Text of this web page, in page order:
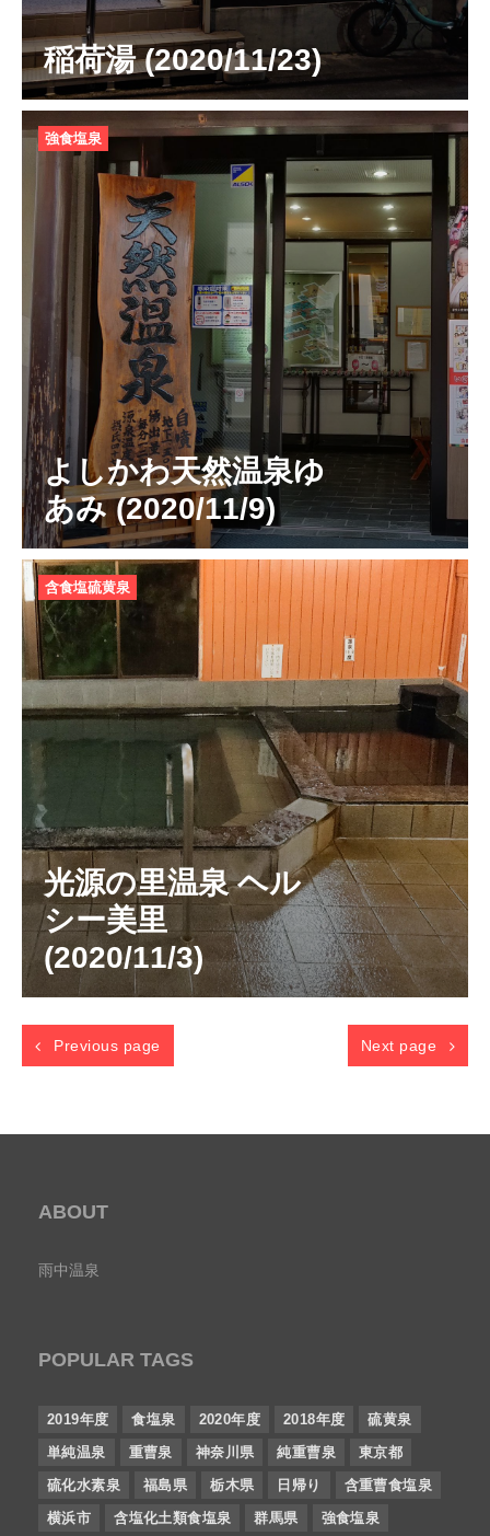
稲荷湯 (2020/11/23)
よしかわ天然温泉ゆ
あみ (2020/11/9)
強食塩泉
光源の里温泉 ヘル
シー美里
(2020/11/3)
含食塩硫黄泉
Previous page Next page
ABOUT
雨中温泉
POPULAR TAGS
2019年度 食塩泉 2020年度 2018年度
硫黄泉
単純温泉
重曹泉 神奈川県 純重曹泉
東京都
硫化水素泉
福島県 栃木県 日帰り
含重曹食塩泉
横浜市
含塩化土類食塩泉 群馬県 強食塩泉